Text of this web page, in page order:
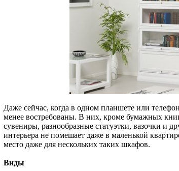
Даже сейчас, когда в одном планшете или
менее востребованы. В них, кроме бумажных
сувениры, разнообразные статуэтки, вазочки и
интерьера не помешает даже в маленькой
место даже для нескольких таких шкафов.
Виды